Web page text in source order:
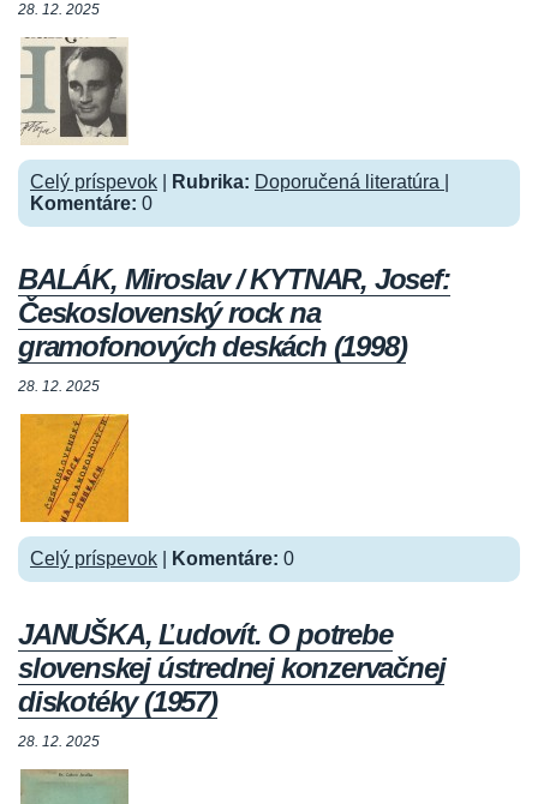
28. 12. 2025
Celý príspevok Rubrika: Doporučená literatúra
Komentáre: 0
BALÁK, Miroslav / KYTNAR, Josef:
Československý rock na
gramofonových deskách (1998)
28. 12. 2025
Celý príspevok Komentáre: 0
JANUŠKA, Ľudovít. O potrebe
slovenskej ústrednej konzervačnej
diskotéky (1957)
28. 12. 2025